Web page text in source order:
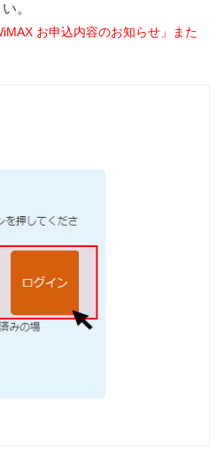
。
お申込内容のお知らせ」また